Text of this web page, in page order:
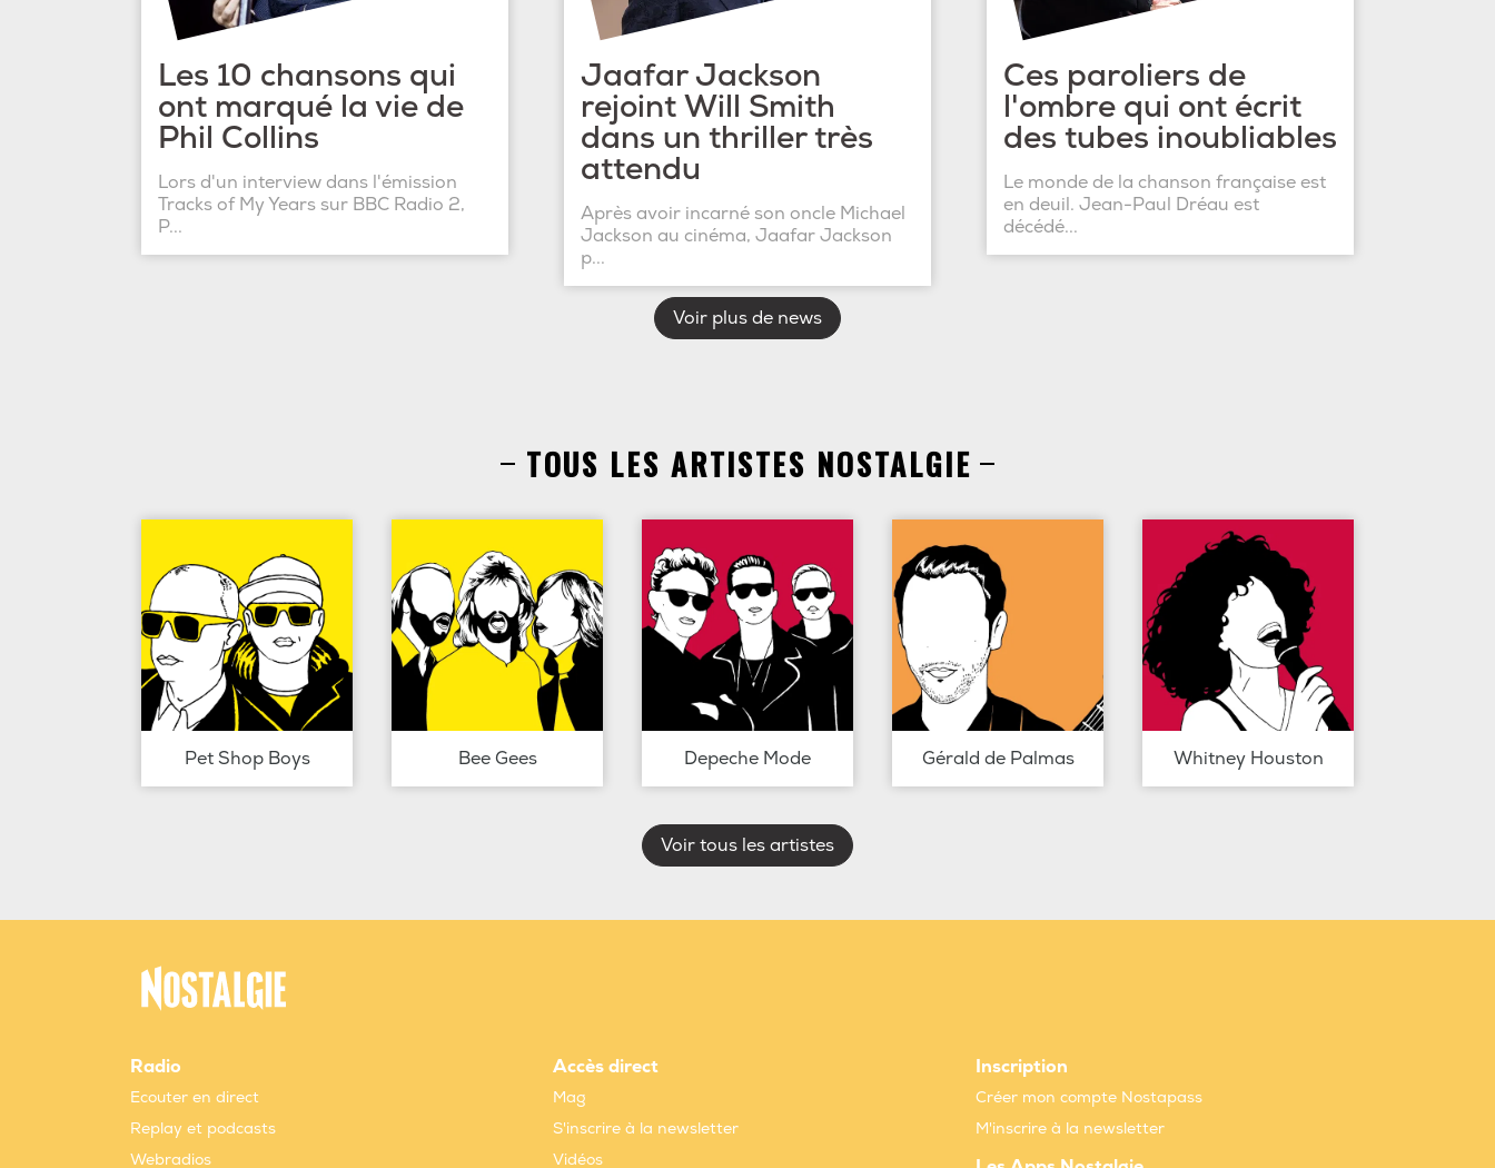
Les 10 chansons qui
ont marqué la vie de
Phil Collins
Lors d'un interview dans l'émission
Tracks of My Years sur BBC Radio 2,
P...
Jaafar Jackson
rejoint Will Smith
dans un thriller très
attendu
Après avoir incarné son oncle Michael
Jackson au cinéma, Jaafar Jackson
p...
Ces paroliers de
l'ombre qui ont écrit
des tubes inoubliables
Le monde de la chanson française est
en deuil. Jean-Paul Dréau est
décédé...
Voir plus de news
TOUS LES ARTISTES NOSTALGIE
Pet Shop Boys Bee Gees Depeche Mode Gérald de Palmas Whitney Houston
Voir tous les artistes
Radio
Ecouter en direct
Replay et podcasts
Webradios
Accès direct
Mag
S'inscrire à la newsletter
Vidéos
Inscription
Créer mon compte Nostapass
M'inscrire à la newsletter